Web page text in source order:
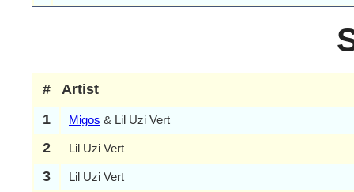
#
Artist
1
Migos & Lil Uzi Vert
2 Lil Uzi Vert
3 Lil Uzi Vert